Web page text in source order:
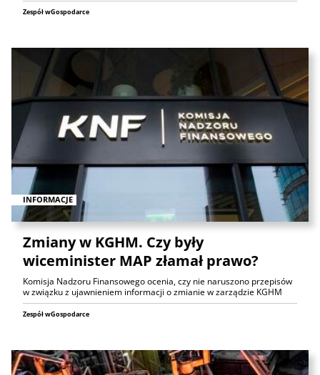
Zespół wGospodarce
INFORMACJE
Zmiany w KGHM. Czy były
wiceminister MAP złamał prawo?
Komisja Nadzoru Finansowego ocenia, czy nie naruszono przepisów
w związku z ujawnieniem informacji o zmianie w zarządzie KGHM
Zespół wGospodarce